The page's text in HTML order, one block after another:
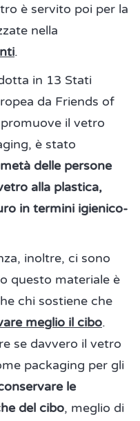
è servito poi per la
nella
.
in 13 Stati
da Friends of
il vetro
è stato
delle persone
alla plastica,
in termini igienico-
inoltre, ci sono
questo materiale è
chi sostiene che
meglio il cibo.
se davvero il vetro
packaging per gli
le
del cibo, meglio di